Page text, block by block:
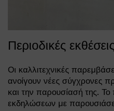
Περιοδικές
Οι καλλιτεχνικές
ανοίγουν νέες σύγχρονες
και την παρουσίασή της.
εκδηλώσεων με